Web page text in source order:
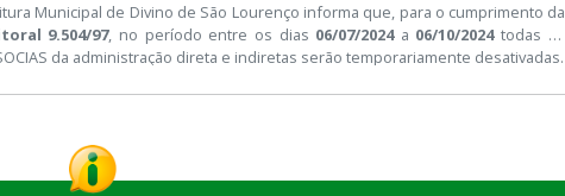
Municipal de Divino de São Lourenço informa que, para o cumprimento da
9.504/97, no período entre os dias 06/07/2024a 06/10/2024todas as
da administração direta e indiretas serão temporariamente desativadas.